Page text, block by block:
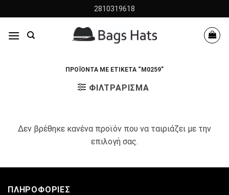
to
content
2810319618
ΠΡΟΪΌΝΤΑ ΜΕ ΕΤΙΚΈΤΑ “Μ0259”
ΦΙΛΤΡΆΡΙΣΜΑ
Δεν βρέθηκε κανένα προϊόν που να ταιριάζει με την
επιλογή σας.
ΠΛΗΡΟΦΟΡΊΕΣ